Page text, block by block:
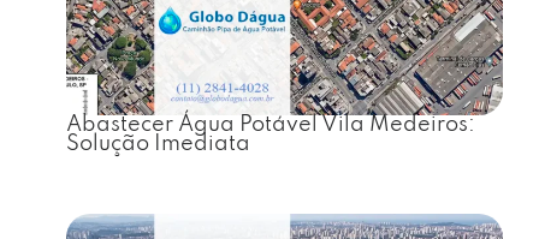
Abastecer Água Potável Vila Medeiros:
Solução Imediata